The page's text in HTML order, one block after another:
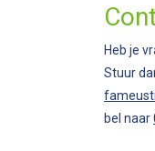
Heb je
Stuur
bel naar